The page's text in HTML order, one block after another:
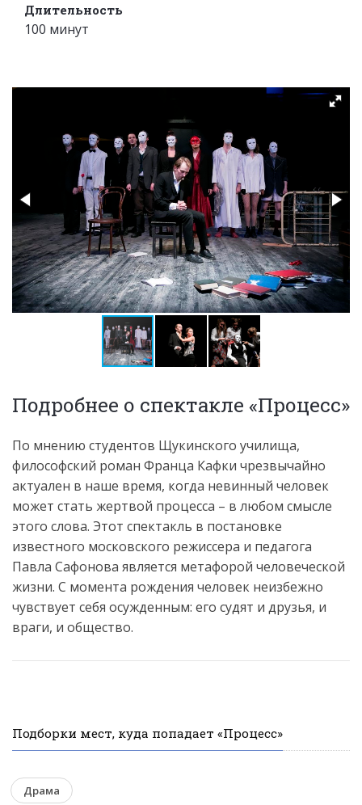
Длительность
100 минут
Подробнее о спектакле «Процесс»
По мнению студентов Щукинского училища,
философский роман Франца Кафки чрезвычайно
актуален в наше время, когда невинный человек
может стать жертвой процесса – в любом смысле
этого слова. Этот спектакль в постановке
известного московского режиссера и педагога
Павла Сафонова является метафорой человеческой
жизни. С момента рождения человек неизбежно
чувствует себя осужденным: его судят и друзья, и
враги, и общество.
Подборки мест, куда попадает «Процесс»
Драма